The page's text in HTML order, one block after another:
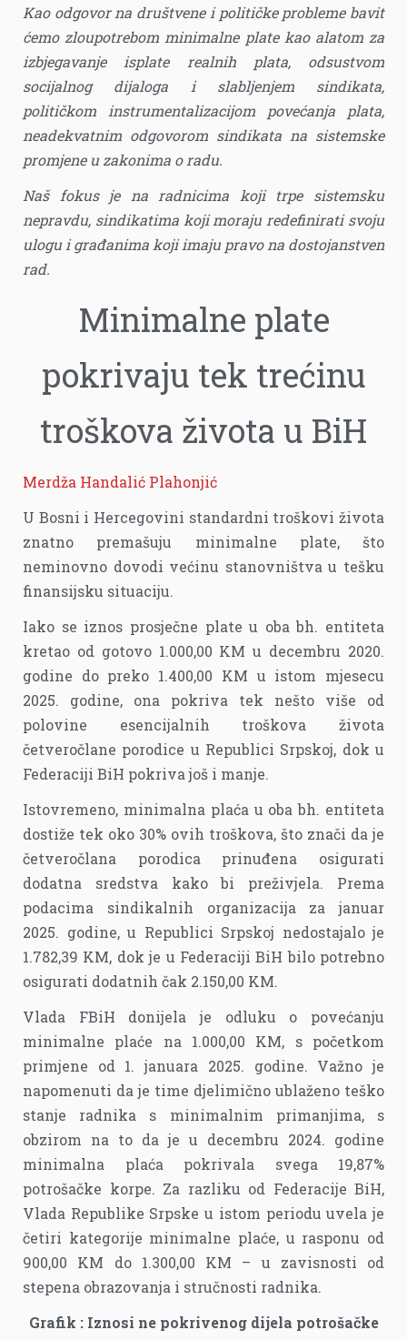
Kao odgovor na društvene i političke probleme bavit
ćemo zloupotrebom minimalne plate kao alatom za
izbjegavanje isplate realnih plata, odsustvom
socijalnog dijaloga i slabljenjem sindikata,
političkom instrumentalizacijom povećanja plata,
neadekvatnim odgovorom sindikata na sistemske
promjene u zakonima o radu.
Naš fokus je na radnicima koji trpe sistemsku
nepravdu, sindikatima koji moraju redefinirati svoju
ulogu i građanima koji imaju pravo na dostojanstven
rad.
Minimalne plate
pokrivaju tek trećinu
troškova života u BiH
Merdža Handalić Plahonjić
U Bosni i Hercegovini standardni troškovi života
znatno premašuju minimalne plate, što
neminovno dovodi većinu stanovništva u tešku
finansijsku situaciju.
Iako se iznos prosječne plate u oba bh. entiteta
kretao od gotovo 1.000,00 KM u decembru 2020.
godine do preko 1.400,00 KM u istom mjesecu
2025. godine, ona pokriva tek nešto više od
polovine esencijalnih troškova života
četveročlane porodice u Republici Srpskoj, dok u
Federaciji BiH pokriva još i manje.
Istovremeno, minimalna plaća u oba bh. entiteta
dostiže tek oko 30% ovih troškova, što znači da je
četveročlana porodica prinuđena osigurati
dodatna sredstva kako bi preživjela. Prema
podacima sindikalnih organizacija za januar
2025. godine, u Republici Srpskoj nedostajalo je
1.782,39 KM, dok je u Federaciji BiH bilo potrebno
osigurati dodatnih čak 2.150,00 KM.
Vlada FBiH donijela je odluku o povećanju
minimalne plaće na 1.000,00 KM, s početkom
primjene od 1. januara 2025. godine. Važno je
napomenuti da je time djelimično ublaženo teško
stanje radnika s minimalnim primanjima, s
obzirom na to da je u decembru 2024. godine
minimalna plaća pokrivala svega 19,87%
potrošačke korpe. Za razliku od Federacije BiH,
Vlada Republike Srpske u istom periodu uvela je
četiri kategorije minimalne plaće, u rasponu od
900,00 KM do 1.300,00 KM – u zavisnosti od
stepena obrazovanja i stručnosti radnika.
Grafik : Iznosi ne pokrivenog dijela potrošačke